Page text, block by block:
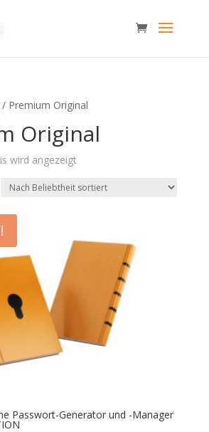
/ Premium Original
Original
wird angezeigt
Passwort-Generator und -Manager